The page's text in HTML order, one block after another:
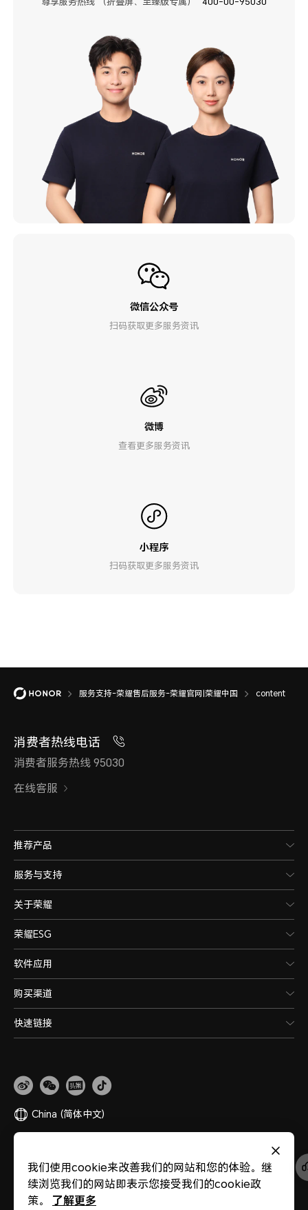
微信公众号
扫码获取更多服务资讯
微博
查看更多服务资讯
小程序
扫码获取更多服务资讯
服务支持-荣耀售后服务-荣耀官网|荣耀中国 content
消费者热线电话
消费者服务热线 95030
在线客服
推荐产品
服务与支持
关于荣耀
荣耀ESG
软件应用
购买渠道
快速链接
China (简体中文)
版权所有 © 荣耀终端股份有限公司 2020-2026 保留一切权利。
44030002002883
粤ICP备20047157号
我们使用cookie来改善我们的网站和您的体验。继
续浏览我们的网站即表示您接受我们的cookie政
策。
了解更多